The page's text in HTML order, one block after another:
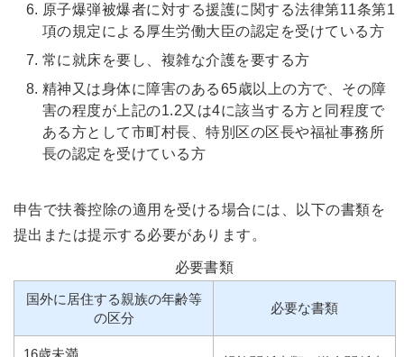
原子爆弾被爆者に対する援護に関する法律第11条第1
項の規定による厚生労働大臣の認定を受けている方
常に就床を要し、複雑な介護を要する方
精神又は身体に障害のある65歳以上の方で、その障
害の程度が上記の1.2又は4に該当する方と同程度で
ある方として市町村長、特別区の区長や福祉事務所
長の認定を受けている方
申告で扶養控除の適用を受ける場合には、以下の書類を
提出または提示する必要があります。
必要書類
国外に居住する親族の年齢等
の区分
必要な書類
16歳未満